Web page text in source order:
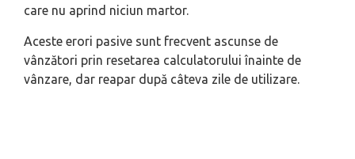
care nu aprind niciun martor.
Aceste erori pasive sunt frecvent ascunse de
vânzători prin resetarea calculatorului înainte de
vânzare, dar reapar după câteva zile de utilizare.